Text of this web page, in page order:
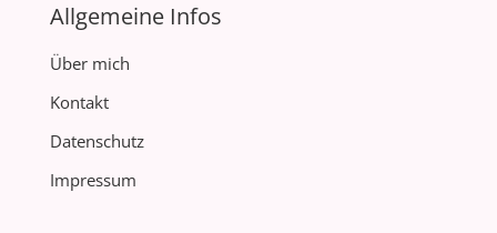
Allgemeine Infos
Über mich
Kontakt
Datenschutz
Impressum